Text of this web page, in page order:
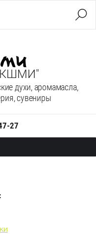
духи, аромамасла,
сувениры
27